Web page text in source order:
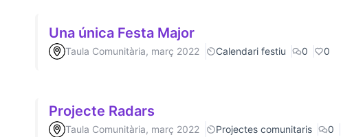
Una única Festa Major
Taula Comunitària, març 2022 Calendari festiu 0 0
Projecte Radars
Taula Comunitària, març 2022 Projectes comunitaris
0